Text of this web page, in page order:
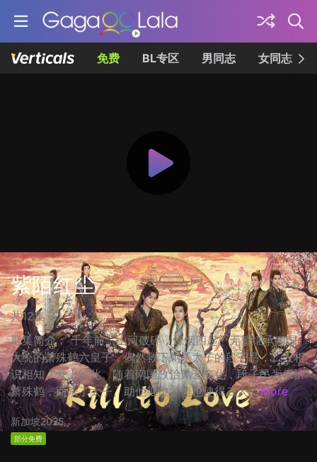
免费 BL专区 男同志 女同志
紫陌红尘
共12集
影集简介： 千年前，山河破碎，烽烟四起。无望继承南国
大统的萧殊鹤六皇子，偶然救下刺杀太子的段子昂，二人相
识相知，爱上彼此。随着南国政治风云变化，段子昂为保护
萧殊鹤，而杀了太子、助他继位，但也使得二人... More
新加坡2025
部分免费